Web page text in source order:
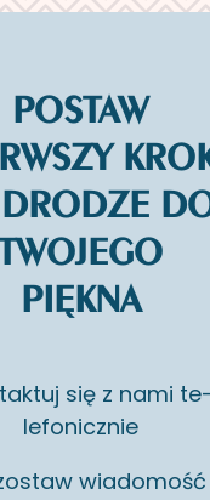
POSTAW
PIĘKNA
się z nami
le­fo­nicz­nie
wia­do­mość